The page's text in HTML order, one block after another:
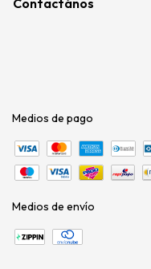
Contactános
Medios de pago
Medios de envío